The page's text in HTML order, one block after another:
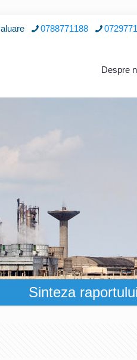
0788771188
Despre
Sinteza